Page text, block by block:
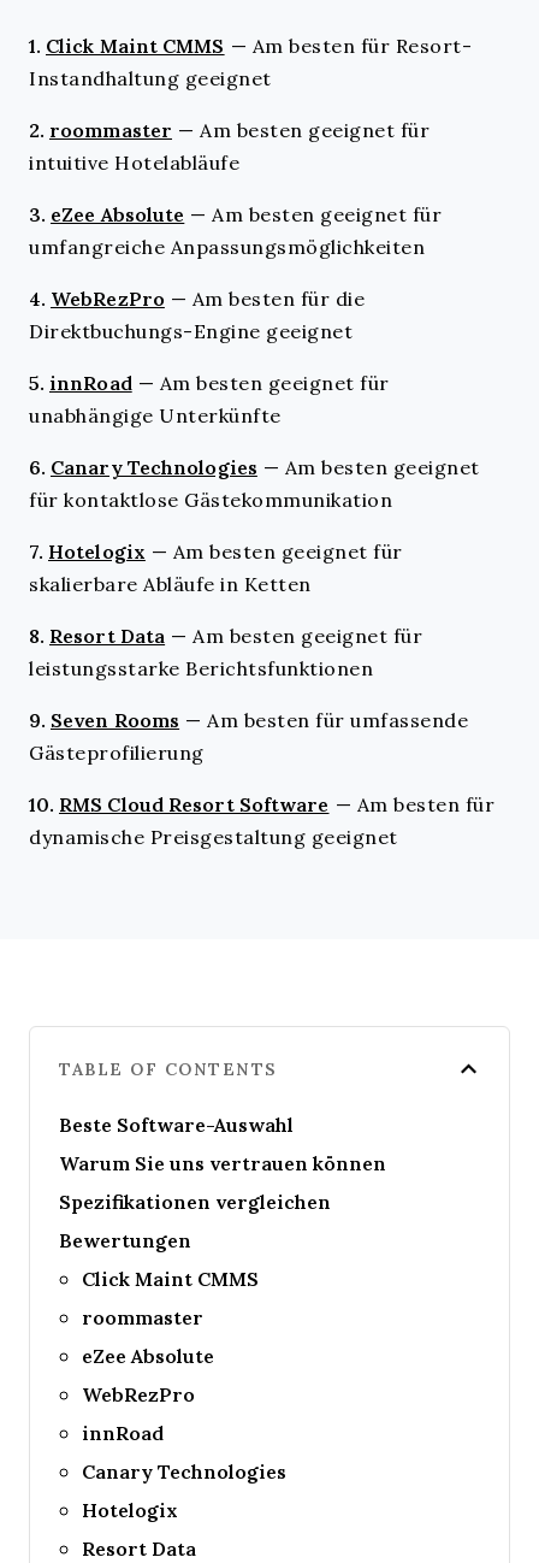
1. Click Maint CMMS — Am besten für Resort-
Instandhaltung geeignet
2. roommaster — Am besten geeignet für
intuitive Hotelabläufe
3. eZee Absolute — Am besten geeignet für
umfangreiche Anpassungsmöglichkeiten
4. WebRezPro — Am besten für die
Direktbuchungs-Engine geeignet
5. innRoad — Am besten geeignet für
unabhängige Unterkünfte
6. Canary Technologies — Am besten geeignet
für kontaktlose Gästekommunikation
7. Hotelogix — Am besten geeignet für
skalierbare Abläufe in Ketten
8. Resort Data — Am besten geeignet für
leistungsstarke Berichtsfunktionen
9. Seven Rooms — Am besten für umfassende
Gästeprofilierung
10. RMS Cloud Resort Software — Am besten für
dynamische Preisgestaltung geeignet
TABLE OF CONTENTS
Beste Software-Auswahl
Warum Sie uns vertrauen können
Spezifikationen vergleichen
Bewertungen
Click Maint CMMS
roommaster
eZee Absolute
WebRezPro
innRoad
Canary Technologies
Hotelogix
Resort Data